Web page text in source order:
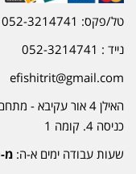
טל/פקס: 052-3214741
נייד : 052-3214741
efishitrit@gmail.com
כניסה 4. קומה 1
שעות עבודה ימים א-ה: מ-07:00 עד-20:00